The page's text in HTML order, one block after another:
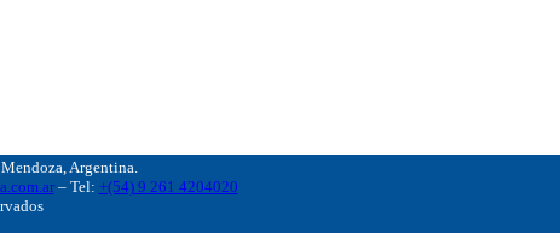
Argentina.
– Tel: +(54) 9 261 4204020